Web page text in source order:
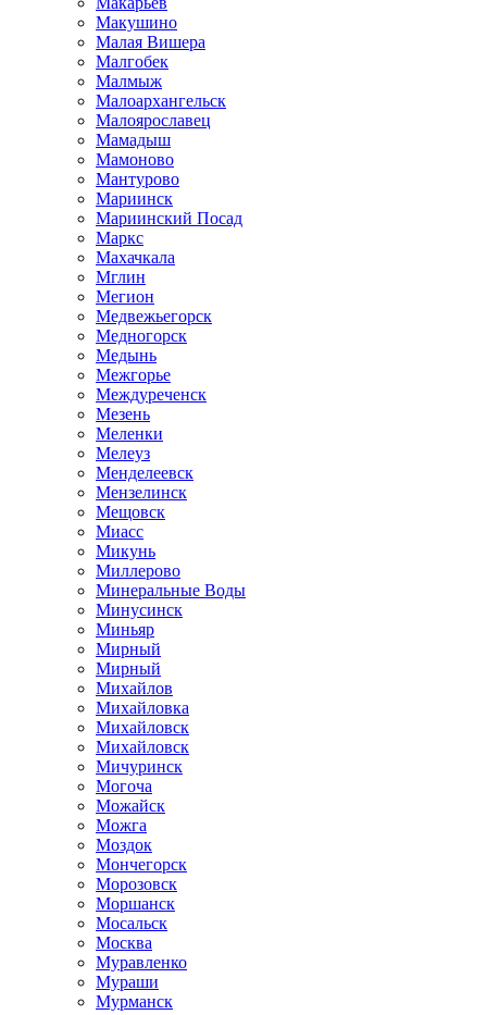
Макушино
Малая Вишера
Малгобек
Малмыж
Малоархангельск
Малоярославец
Мамадыш
Мамоново
Мантурово
Мариинск
Мариинский Посад
Маркс
Махачкала
Мглин
Мегион
Медвежьегорск
Медногорск
Медынь
Межгорье
Междуреченск
Мезень
Меленки
Мелеуз
Менделеевск
Мензелинск
Мещовск
Миасс
Микунь
Миллерово
Минеральные Воды
Минусинск
Миньяр
Мирный
Мирный
Михайлов
Михайловка
Михайловск
Михайловск
Мичуринск
Могоча
Можайск
Можга
Моздок
Мончегорск
Морозовск
Моршанск
Мосальск
Москва
Муравленко
Мураши
Мурманск